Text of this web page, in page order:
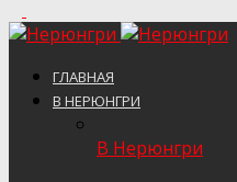
ГЛАВНАЯ
В НЕРЮНГРИ
В Нерюнгри